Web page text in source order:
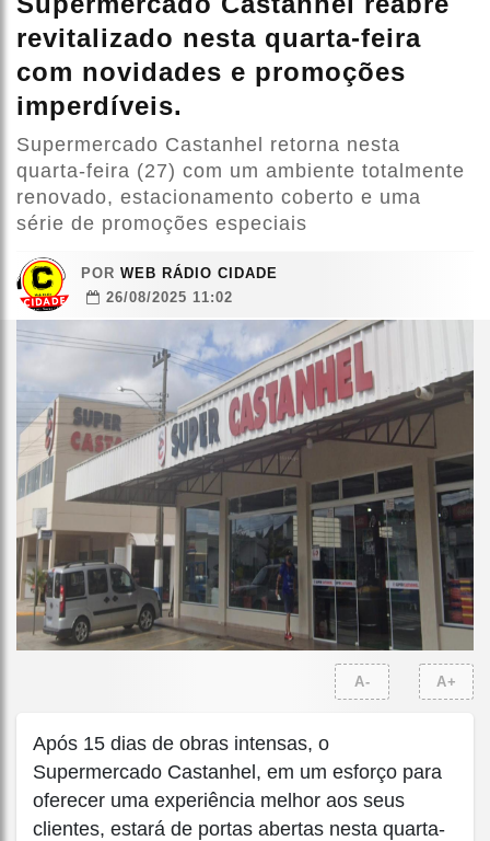
revitalizado nesta quarta-feira
com novidades e promoções
imperdíveis.
Supermercado Castanhel retorna nesta
quarta-feira (27) com um ambiente totalmente
renovado, estacionamento coberto e uma
série de promoções especiais
POR WEB RÁDIO CIDADE
26/08/2025 11:02
A- A+
Após 15 dias de obras intensas, o
Supermercado Castanhel, em um esforço para
oferecer uma experiência melhor aos seus
clientes, estará de portas abertas nesta quarta-